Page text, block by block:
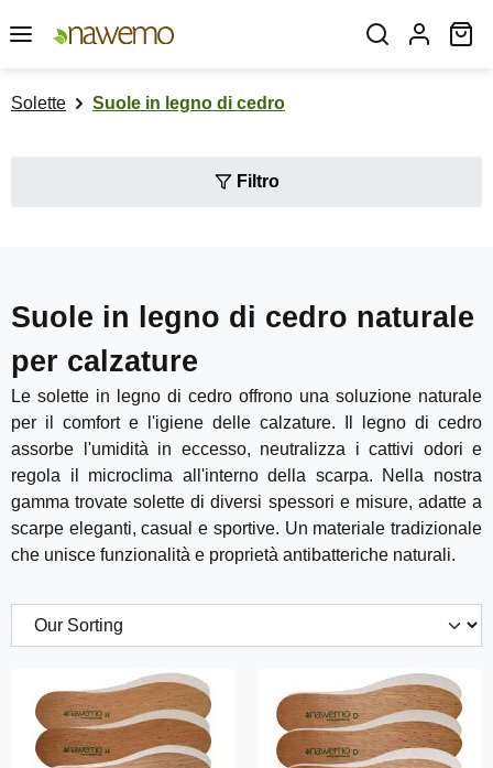
Passa al contenuto principale
Solette Suole in legno di cedro
Filtro
Suole in legno di cedro naturale
per calzature
Le solette in legno di cedro offrono una soluzione naturale
per il comfort e l'igiene delle calzature. Il legno di cedro
assorbe l'umidità in eccesso, neutralizza i cattivi odori e
regola il microclima all'interno della scarpa. Nella nostra
gamma trovate solette di diversi spessori e misure, adatte a
scarpe eleganti, casual e sportive. Un materiale tradizionale
che unisce funzionalità e proprietà antibatteriche naturali.